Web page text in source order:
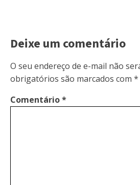
Deixe um comentário
O seu endereço de e-mail não
obrigatórios são marcados com *
Comentário*